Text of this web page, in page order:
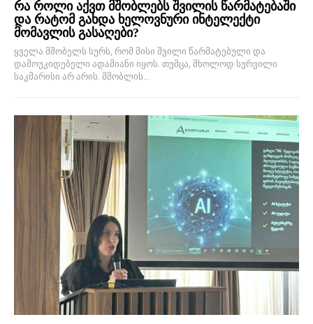
რა როლი აქვთ მშობლებს შვილის წარმატებაში
და რატომ გახდა ხელოვნური ინტელექტი
მომავლის გასაღები?
ყველა მშობელს სურს, რომ მისი შვილი წარმატებული და
დამოუკიდებელი ადამიანი იყოს. თუმცა, მხოლოდ სურვილი
საკმარისი არ არის. მშობლის...